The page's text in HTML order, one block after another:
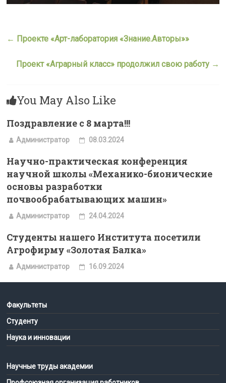
← Проекте «Арт-лаборатория «Знание.Авторы»»
Проект «Аграрный класс» продолжил свою работу →
You May Also Like
Поздравление с 8 марта!!!
Администратор 08.03.2024
Научно-практическая конференция
научной школы «Механико-бионические
основы разработки
почвообрабатывающих машин»
Администратор 24.04.2024
Студенты нашего Института посетили
Агрофирму «Золотая Балка»
Администратор 16.09.2024
Факультеты
Студенту
Наука и инновации
Научные труды академии